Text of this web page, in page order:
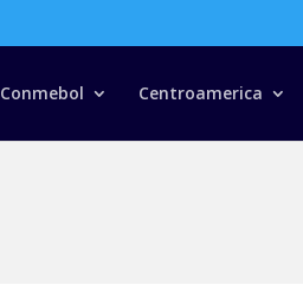
Conmebol Centroamerica
Búsqueda
productos